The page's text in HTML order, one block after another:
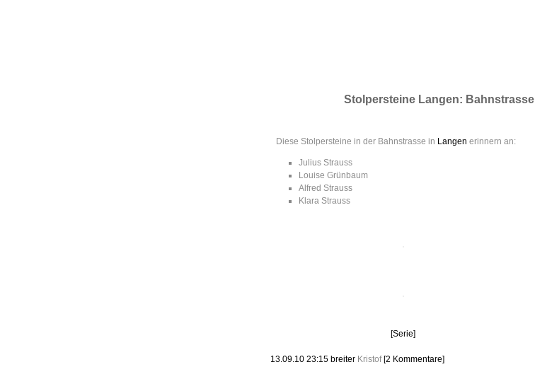
Stolpersteine Langen: Bahnstrasse
Diese Stolpersteine in der Bahnstrasse in Langen erinnern an:
Julius Strauss
Louise Grünbaum
Alfred Strauss
Klara Strauss
[Serie]
13.09.10 23:15 breiter Kristof [2 Kommentare]